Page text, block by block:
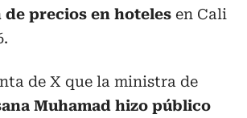
de precios en hoteles en Cali
de X que la ministra de
Muhamad hizo público